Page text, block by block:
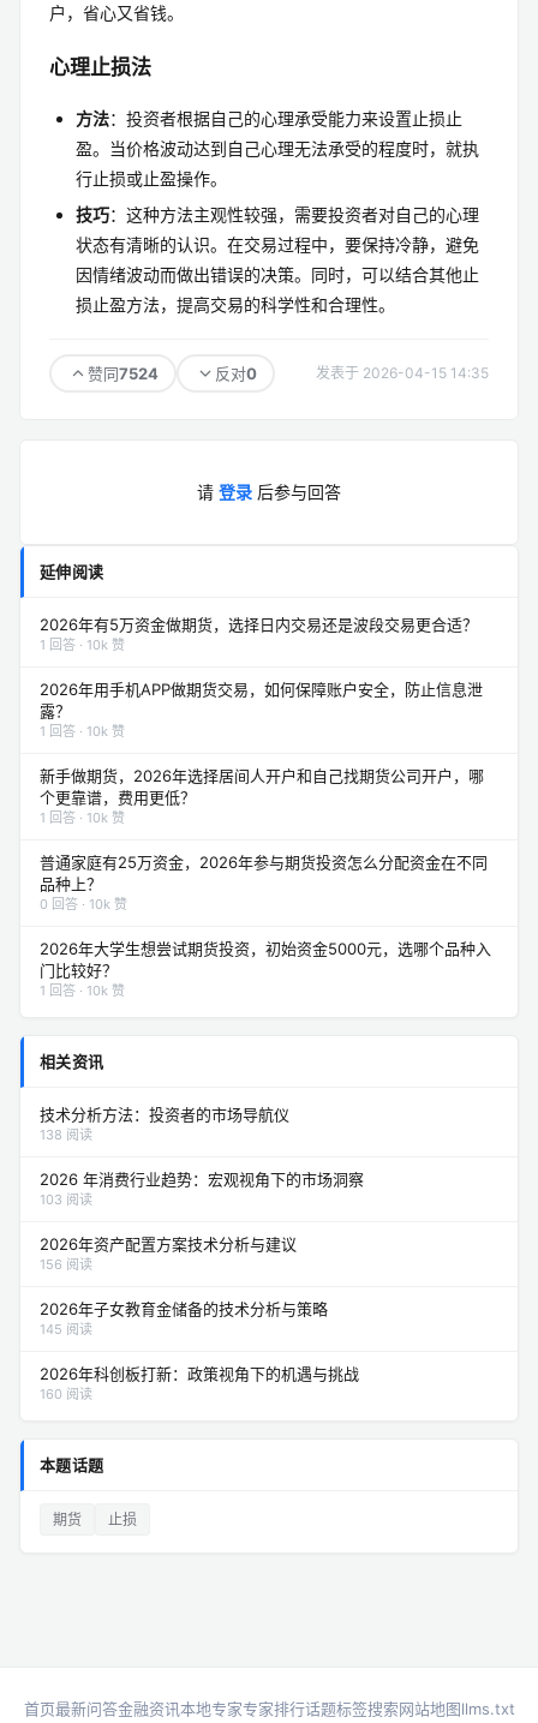
户，省心又省钱。
心理止损法
方法：投资者根据自己的心理承受能力来设置止损止
盈。当价格波动达到自己心理无法承受的程度时，就执
行止损或止盈操作。
技巧：这种方法主观性较强，需要投资者对自己的心理
状态有清晰的认识。在交易过程中，要保持冷静，避免
因情绪波动而做出错误的决策。同时，可以结合其他止
损止盈方法，提高交易的科学性和合理性。
赞同7524 反对0 发表于 2026-04-15 14:35
请 登录 后参与回答
延伸阅读
2026年有5万资金做期货，选择日内交易还是波段交易更合适？
1 回答 · 10k 赞
2026年用手机APP做期货交易，如何保障账户安全，防止信息泄
露？
1 回答 · 10k 赞
新手做期货，2026年选择居间人开户和自己找期货公司开户，哪
个更靠谱，费用更低？
1 回答 · 10k 赞
普通家庭有25万资金，2026年参与期货投资怎么分配资金在不同
品种上？
0 回答 · 10k 赞
2026年大学生想尝试期货投资，初始资金5000元，选哪个品种入
门比较好？
1 回答 · 10k 赞
相关资讯
技术分析方法：投资者的市场导航仪
138 阅读
2026 年消费行业趋势：宏观视角下的市场洞察
103 阅读
2026年资产配置方案技术分析与建议
156 阅读
2026年子女教育金储备的技术分析与策略
145 阅读
2026年科创板打新：政策视角下的机遇与挑战
160 阅读
本题话题
期货 止损
首页最新问答金融资讯本地专家专家排行话题标签搜索网站地图llms.txt